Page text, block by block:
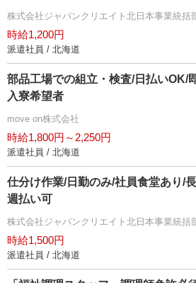
株式会社ジャパンクリエイト北日本事業統括
時給1,200円
派遣社員 / 北海道
部品工場での組立・検査/日払いOK/
入寮希望者
move on株式会社
時給1,800円～2,250円
派遣社員 / 北海道
仕分け作業/日勤のみ/社員食堂あり/
週払い可
株式会社ジャパンクリエイト北日本事業統括
時給1,500円
派遣社員 / 北海道